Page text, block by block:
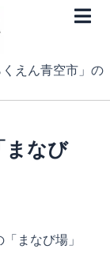
くえん青空市」の
まなび
まなび場」